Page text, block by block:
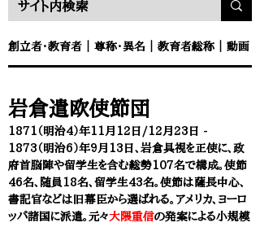
創立者・教育者 尊称・異名 教育者総称 動画
岩倉遣欧使節団
1871（明治4）年11月12日/12月23日 -
1873（明治6）年9月13日、岩倉具視を正使に、政
府首脳陣や留学生を含む総勢107名で構成。使節
46名、随員18名、留学生43名。使節は薩長中心、
書記官などは旧幕臣から選ばれる。アメリカ、ヨーロ
ッパ諸国に派遣。元々大隈重信の発案による小規模